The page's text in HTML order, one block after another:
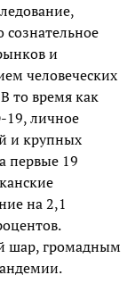
и
человеческих
то время как
19, личное
и крупных
первые 19
на 2,1
шар, громадным